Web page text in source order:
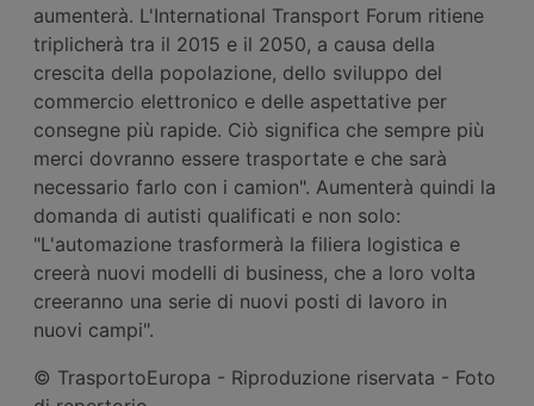
aumenterà. L'International Transport Forum ritiene
triplicherà tra il 2015 e il 2050, a causa della
crescita della popolazione, dello sviluppo del
commercio elettronico e delle aspettative per
consegne più rapide. Ciò significa che sempre più
merci dovranno essere trasportate e che sarà
necessario farlo con i camion". Aumenterà quindi la
domanda di autisti qualificati e non solo:
"L'automazione trasformerà la filiera logistica e
creerà nuovi modelli di business, che a loro volta
creeranno una serie di nuovi posti di lavoro in
nuovi campi".
© TrasportoEuropa - Riproduzione riservata - Foto